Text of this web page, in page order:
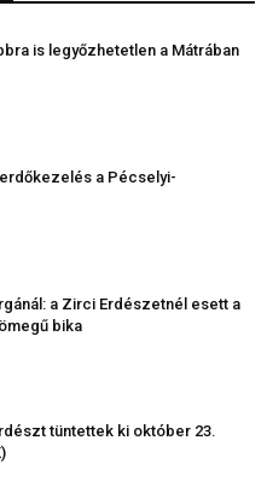
is legyőzhetetlen a Mátrában
a Pécselyi-
a Zirci Erdészetnél esett a
bika
tüntettek ki október 23.